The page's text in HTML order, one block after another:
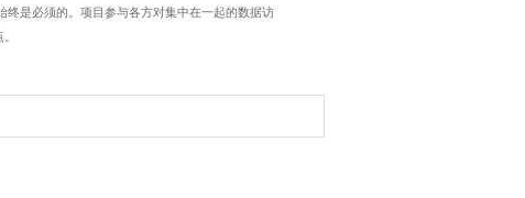
是必须的。项目参与各方对集中在一起的数据访